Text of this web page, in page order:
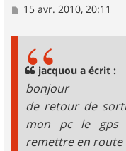
M15 avr. 2010, 20:11
jacquou a écrit :
bonjour
de retour de
mon pc le gps
remettre en route